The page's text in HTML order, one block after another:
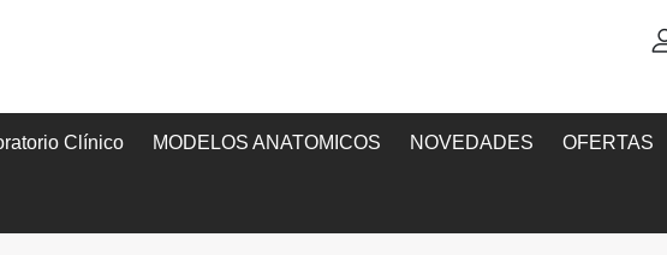
Clínico MODELOS ANATOMICOS NOVEDADES OFERTAS